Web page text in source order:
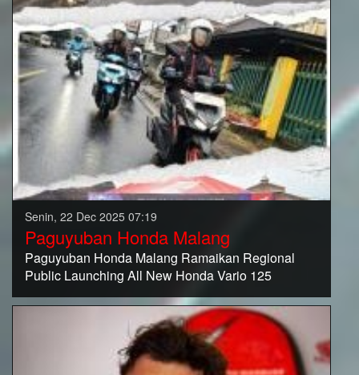
Senin, 22 Dec 2025 07:19
Paguyuban Honda Malang
Paguyuban Honda Malang Ramaikan Regional
Public Launching All New Honda Vario 125